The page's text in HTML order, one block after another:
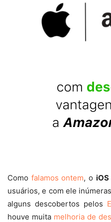
Como falamos ontem, o iOS
usuários, e com ele
alguns descobertos pelos
houve muita melhoria de